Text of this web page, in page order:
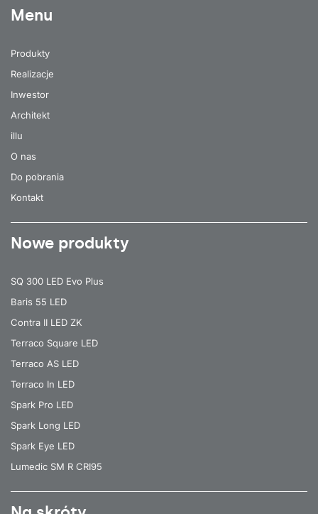
Menu
Produkty
Realizacje
Inwestor
Architekt
illu
O nas
Do pobrania
Kontakt
Nowe produkty
SQ 300 LED Evo Plus
Baris 55 LED
Contra II LED ZK
Terraco Square LED
Terraco AS LED
Terraco In LED
Spark Pro LED
Spark Long LED
Spark Eye LED
Lumedic SM R CRI95